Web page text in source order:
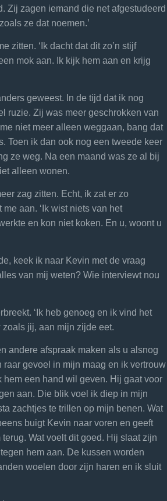
Zij zagen iemand die net afgestudeerd
ze dat noemen.’
zitten. ‘Ik dacht dat dit zo’n stijf
mok aan. Ik kijk hem aan en krijg
geweest. In de tijd dat ik nog
ruzie. Zij was meer geschrokken van
niet meer alleen weggaan, bang dat
Toen ik dan ook nog een tweede keer
ze weg. Na een maand was ze al bij
alleen wonen.
zag zitten. Echt, ik zat er zo
aan. ‘Ik wist niets van het
en kon niet koken. En u, woont u
keek ik naar Kevin met de vraag
van mij weten? Wie interviewt nou
‘Ik heb genoeg en ik vind het
jij, aan mijn zijde eet.
andere afspraak maken als u alsnog
raar gevoel in mijn maag en ik vertrouw
een hand wil geven. Hij gaat voor
aan. Die blik voel ik diep in mijn
zachtjes te trillen op mijn benen. Wat
buigt Kevin naar voren en geeft
Wat voelt dit goed. Hij slaat zijn
hem aan. De kussen worden
woelen door zijn haren en ik sluit